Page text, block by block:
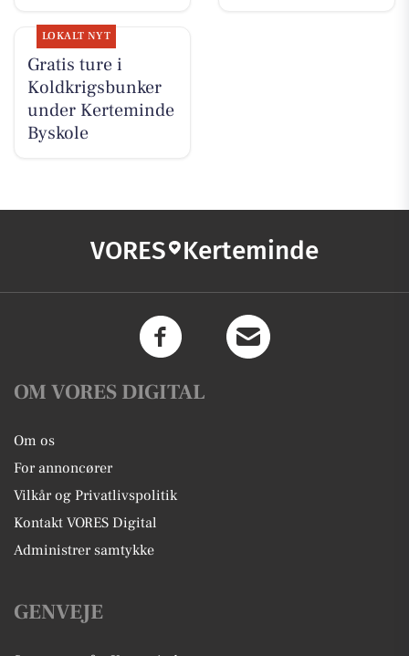
LOKALT NYT
Gratis ture i
Koldkrigsbunker
under Kerteminde
Byskole
VORES Kerteminde
OM VORES DIGITAL
Om os
For annoncører
Vilkår og Privatlivspolitik
Kontakt VORES Digital
Administrer samtykke
GENVEJE